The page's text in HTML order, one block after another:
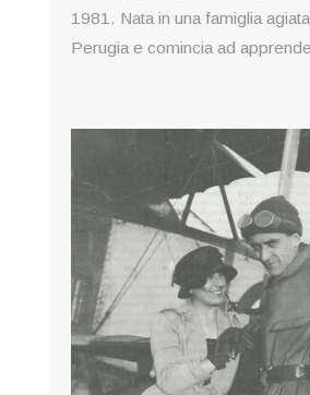
1981. Nata in una famiglia
Perugia e comincia ad